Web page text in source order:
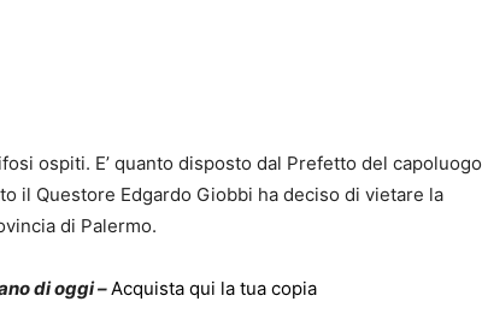
ospiti. E’ quanto disposto dal Prefetto del capoluogo
il Questore Edgardo Giobbi ha deciso di vietare la
di Palermo.
di oggi – Acquista qui la tua copia